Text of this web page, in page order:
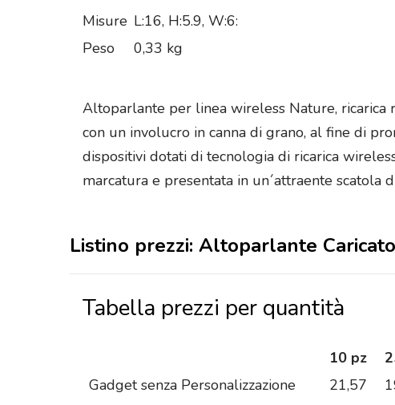
Misure L:16, H:5.9, W:6:
Peso
0,33 kg
Altoparlante per linea wireless Nature, ricarica
con un involucro in canna di grano, al fine di
dispositivi dotati di tecnologia di ricarica
marcatura e presentata in un´attraente scatola
Listino prezzi: Altoparlante
Tabella prezzi per quantità
10 pz
Gadget senza Personalizzazione
21,57